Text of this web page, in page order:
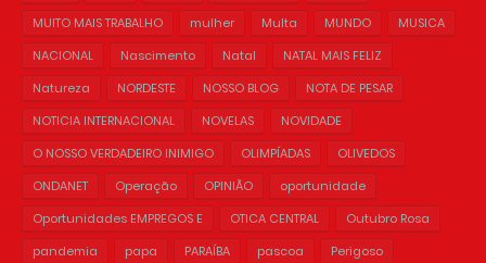
MUITO MAIS TRABALHO
mulher Multa MUNDO
MUSICA
NACIONAL
Nascimento Natal
NATAL MAIS FELIZ
Natureza
NORDESTE NOSSO BLOG
NOTA DE PESAR
NOTICIA INTERNACIONAL
NOVELAS
NOVIDADE
O NOSSO VERDADEIRO INIMIGO
OLIMPÍADAS
OLIVEDOS
ONDANET
Operação OPINIÃO
oportunidade
Oportunidades EMPREGOS E
OTICA CENTRAL
Outubro Rosa
pandemia
papa PARAÍBA pascoa
Perigoso